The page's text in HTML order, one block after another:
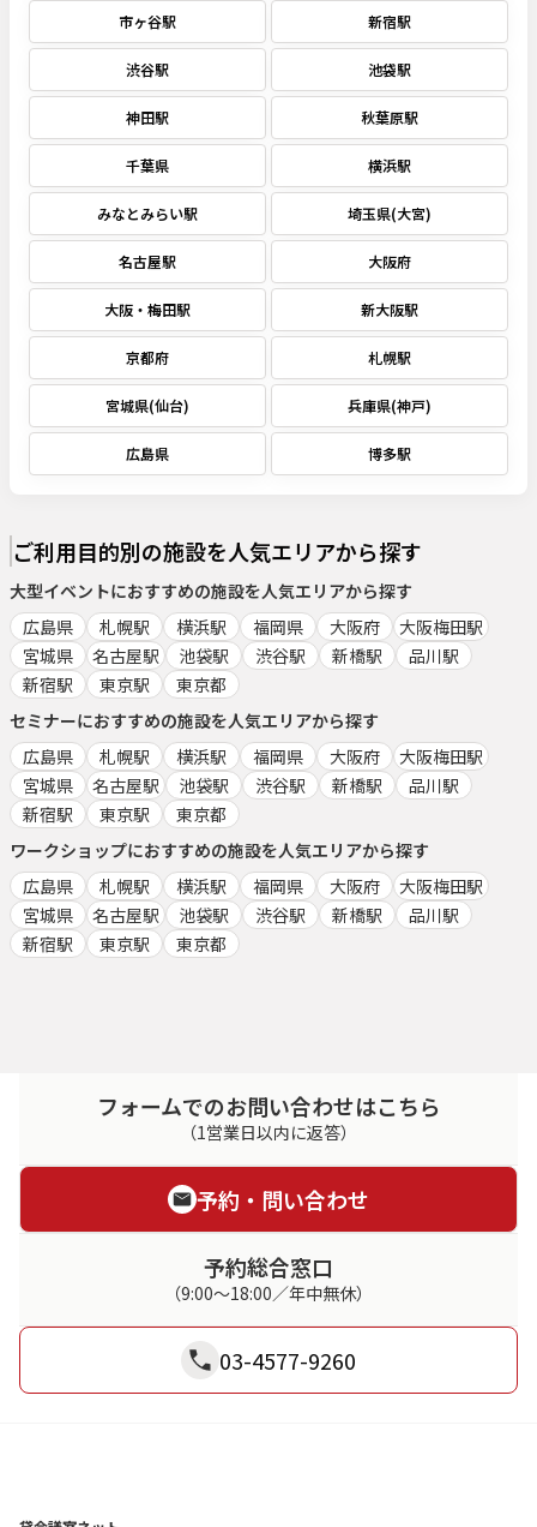
市ヶ谷駅 新宿駅
渋谷駅 池袋駅
神田駅 秋葉原駅
千葉県 横浜駅
みなとみらい駅 埼玉県(大宮)
名古屋駅 大阪府
大阪・梅田駅 新大阪駅
京都府 札幌駅
宮城県(仙台) 兵庫県(神戸)
広島県 博多駅
ご利用目的別の施設を人気エリアから探す
大型イベントにおすすめの施設を人気エリアから探す
広島県
札幌駅 横浜駅 福岡県 大阪府
大阪梅田駅
宮城県
名古屋駅 池袋駅 渋谷駅 新橋駅
品川駅
新宿駅
東京駅
東京都
セミナーにおすすめの施設を人気エリアから探す
広島県
札幌駅 横浜駅 福岡県 大阪府
大阪梅田駅
宮城県
名古屋駅 池袋駅 渋谷駅 新橋駅
品川駅
新宿駅
東京駅
東京都
ワークショップにおすすめの施設を人気エリアから探す
広島県
札幌駅 横浜駅 福岡県 大阪府
大阪梅田駅
宮城県
名古屋駅 池袋駅 渋谷駅 新橋駅
品川駅
新宿駅
東京駅 東京都
フォームでのお問い合わせはこちら
（1営業日以内に返答）
予約・問い合わせ
予約総合窓口
（9:00～18:00／年中無休）
03-4577-9260